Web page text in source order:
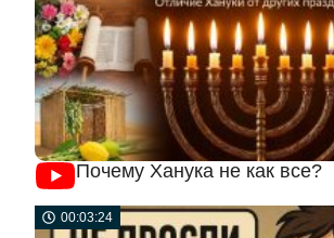
Почему Ханука не как все?
00:03:24